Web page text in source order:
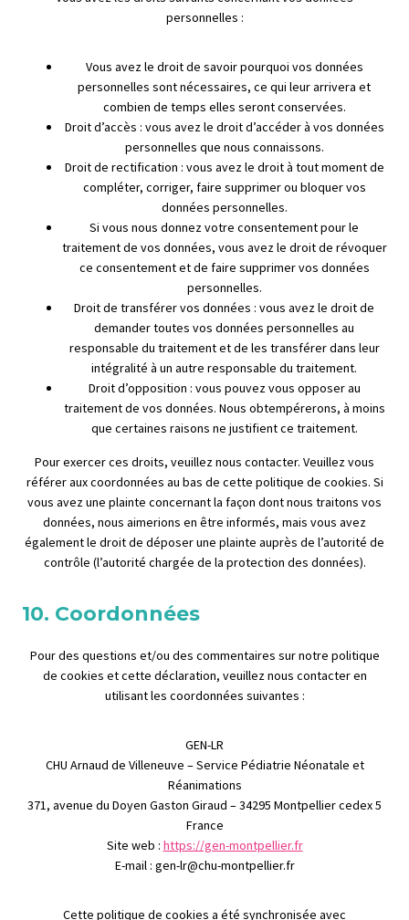
personnelles :
Vous avez le droit de savoir pourquoi vos données
personnelles sont nécessaires, ce qui leur arrivera et
combien de temps elles seront conservées.
Droit d’accès : vous avez le droit d’accéder à vos données
personnelles que nous connaissons.
Droit de rectification : vous avez le droit à tout moment de
compléter, corriger, faire supprimer ou bloquer vos
données personnelles.
Si vous nous donnez votre consentement pour le
traitement de vos données, vous avez le droit de révoquer
ce consentement et de faire supprimer vos données
personnelles.
Droit de transférer vos données : vous avez le droit de
demander toutes vos données personnelles au
responsable du traitement et de les transférer dans leur
intégralité à un autre responsable du traitement.
Droit d’opposition : vous pouvez vous opposer au
traitement de vos données. Nous obtempérerons, à moins
que certaines raisons ne justifient ce traitement.
Pour exercer ces droits, veuillez nous contacter. Veuillez vous
référer aux coordonnées au bas de cette politique de cookies. Si
vous avez une plainte concernant la façon dont nous traitons vos
données, nous aimerions en être informés, mais vous avez
également le droit de déposer une plainte auprès de l’autorité de
contrôle (l’autorité chargée de la protection des données).
10. Coordonnées
Pour des questions et/ou des commentaires sur notre politique
de cookies et cette déclaration, veuillez nous contacter en
utilisant les coordonnées suivantes :
GEN-LR
CHU Arnaud de Villeneuve – Service Pédiatrie Néonatale et
Réanimations
371, avenue du Doyen Gaston Giraud – 34295 Montpellier cedex 5
France
Site web : https://gen-montpellier.fr
E-mail : gen-lr@chu-montpellier.fr
Cette politique de cookies a été synchronisée avec